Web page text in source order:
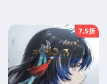
7.5折